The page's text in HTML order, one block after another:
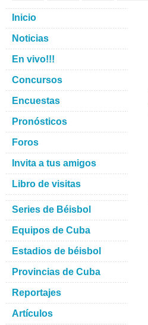
Inicio
Noticias
En vivo!!!
Concursos
Encuestas
Pronósticos
Foros
Invita a tus amigos
Libro de visitas
Series de Béisbol
Equipos de Cuba
Estadios de béisbol
Provincias de Cuba
Reportajes
Artículos